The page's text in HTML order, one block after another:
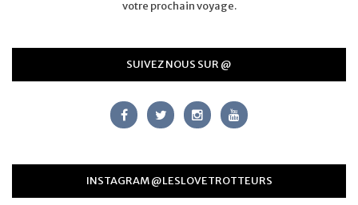
votre prochain voyage.
SUIVEZ NOUS SUR @
INSTAGRAM @LESLOVETROTTEURS